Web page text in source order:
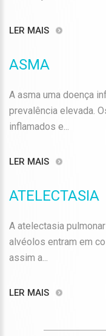
LER MAIS
ASMA
A asma uma doença
prevalência elevada.
inflamados e...
LER MAIS
ATELECTASIA
A atelectasia
alvéolos entram em
assim a...
LER MAIS